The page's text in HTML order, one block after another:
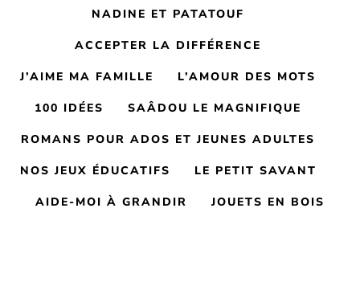
NADINE ET PATATOUF
ACCEPTER LA DIFFÉRENCE
J’AIME MA FAMILLE L’AMOUR DES MOTS
100 IDÉES SAÂDOU LE MAGNIFIQUE
ROMANS POUR ADOS ET JEUNES ADULTES
NOS JEUX ÉDUCATIFS LE PETIT SAVANT
AIDE-MOI À GRANDIR JOUETS EN BOIS